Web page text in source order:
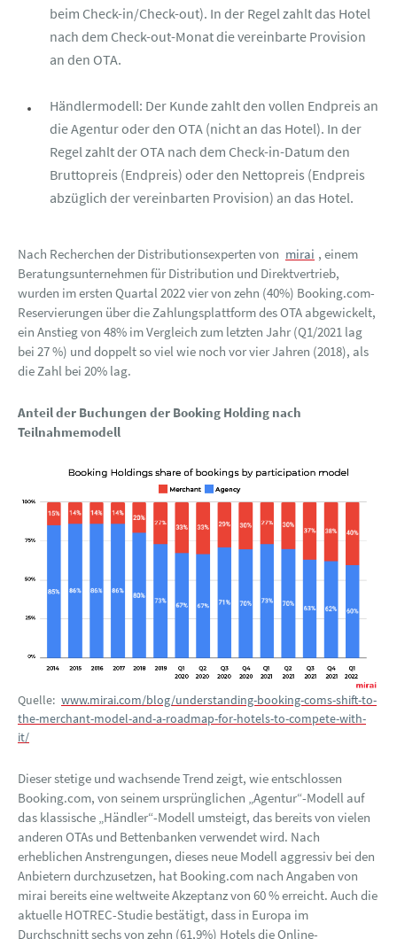
beim Check-in/Check-out). In der Regel zahlt das Hotel
nach dem Check-out-Monat die vereinbarte Provision
an den OTA.
Händlermodell: Der Kunde zahlt den vollen Endpreis an
die Agentur oder den OTA (nicht an das Hotel). In der
Regel zahlt der OTA nach dem Check-in-Datum den
Bruttopreis (Endpreis) oder den Nettopreis (Endpreis
abzüglich der vereinbarten Provision) an das Hotel.
Nach Recherchen der Distributionsexperten von mirai , einem
Beratungsunternehmen für Distribution und Direktvertrieb,
wurden im ersten Quartal 2022 vier von zehn (40%) Booking.com-
Reservierungen über die Zahlungsplattform des OTA abgewickelt,
ein Anstieg von 48% im Vergleich zum letzten Jahr (Q1/2021 lag
bei 27 %) und doppelt so viel wie noch vor vier Jahren (2018), als
die Zahl bei 20% lag.
Anteil der Buchungen der Booking Holding nach
Teilnahmemodell
Quelle: www.mirai.com/blog/understanding-booking-coms-shift-to-
the-merchant-model-and-a-roadmap-for-hotels-to-compete-with-
it/
Dieser stetige und wachsende Trend zeigt, wie entschlossen
Booking.com, von seinem ursprünglichen „Agentur“-Modell auf
das klassische „Händler“-Modell umsteigt, das bereits von vielen
anderen OTAs und Bettenbanken verwendet wird. Nach
erheblichen Anstrengungen, dieses neue Modell aggressiv bei den
Anbietern durchzusetzen, hat Booking.com nach Angaben von
mirai bereits eine weltweite Akzeptanz von 60 % erreicht. Auch die
aktuelle HOTREC-Studie bestätigt, dass in Europa im
Durchschnitt sechs von zehn (61,9%) Hotels die Online-